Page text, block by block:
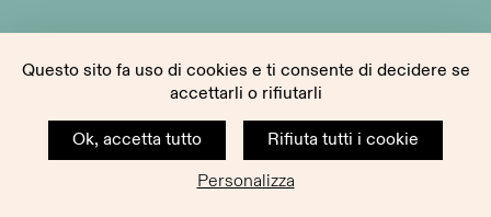
Questo sito fa uso di cookies e ti consente di decidere se
accettarli o rifiutarli
Ok, accetta tutto
Rifiuta tutti i cookie
Personalizza